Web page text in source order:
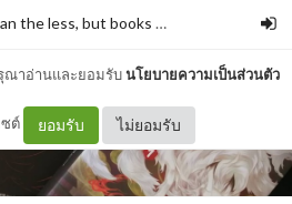
ณาอ่านและยอมรับนโยบายความเป็นส่วนตัว
ซต์ ยอมรับ ไม่ยอมรับ
I love not man the less, but books more รั่วชิงบ้านส